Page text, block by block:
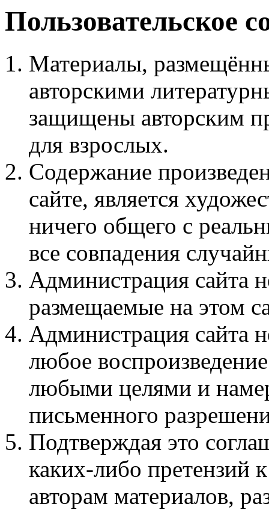
Пользовательское
Материалы,
авторскими
защищены авторским
для взрослых.
Содержание
сайте, является
ничего общего с
все совпадения
Администрация сайта
размещаемые на этом
Администрация сайта
любое
любыми целями и
письменного
Подтверждая это
каких-либо претензий
авторам материалов,